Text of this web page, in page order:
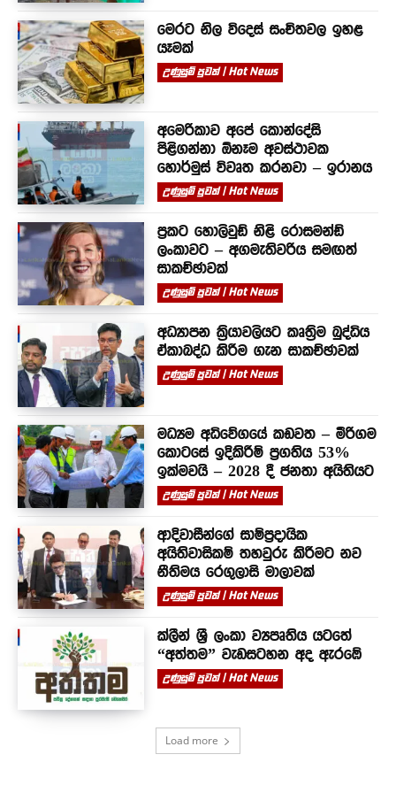
මෙරට නිල විදෙස් සංචිතවල ඉහළ
යෑමක්
උණුසුම් පුවත් | Hot News
අමෙරිකාව අපේ කොන්දේසි
පිළිගන්නා ඕනෑම අවස්ථාවක
හොර්මුස් විවෘත කරනවා – ඉරානය
උණුසුම් පුවත් | Hot News
ප්‍රකට හොලිවුඩ් නිළි රොසමන්ඩ්
ලංකාවට – අගමැතිවරිය සමඟත්
සාකච්ඡාවක්
උණුසුම් පුවත් | Hot News
අධ්‍යාපන ක්‍රියාවලියට කෘත්‍රිම බුද්ධිය
ඒකාබද්ධ කිරීම ගැන සාකච්ඡාවක්
උණුසුම් පුවත් | Hot News
මධ්‍යම අධිවේගයේ කඩවත – මීරිගම
කොටසේ ඉදිකිරීම් ප්‍රගතිය 53%
ඉක්මවයි – 2028 දී ජනතා අයිතියට
උණුසුම් පුවත් | Hot News
ආදිවාසීන්ගේ සාම්ප්‍රදායික
අයිතිවාසිකම් තහවුරු කිරීමට නව
නීතිමය රෙගුලාසි මාලාවක්
උණුසුම් පුවත් | Hot News
ක්ලීන් ශ්‍රී ලංකා ව්‍යපෘතිය යටතේ
“අත්තම” වැඩසටහන අද ඇරඹේ
උණුසුම් පුවත් | Hot News
Load more